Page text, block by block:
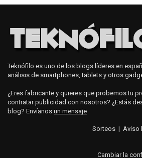
Teknófilo es uno de los blogs líderes en
análisis de smartphones, tablets y otros
¿Eres fabricante y quieres que probemos tu
contratar publicidad con nosotros? ¿Estás
blog? Envíanos un mensaje
Sorteos | Aviso
Cambiar la